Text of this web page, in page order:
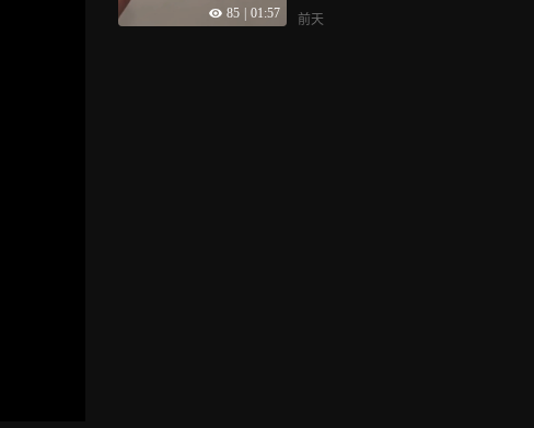
能毫无后顾之忧地自由生
85 01:57 前天